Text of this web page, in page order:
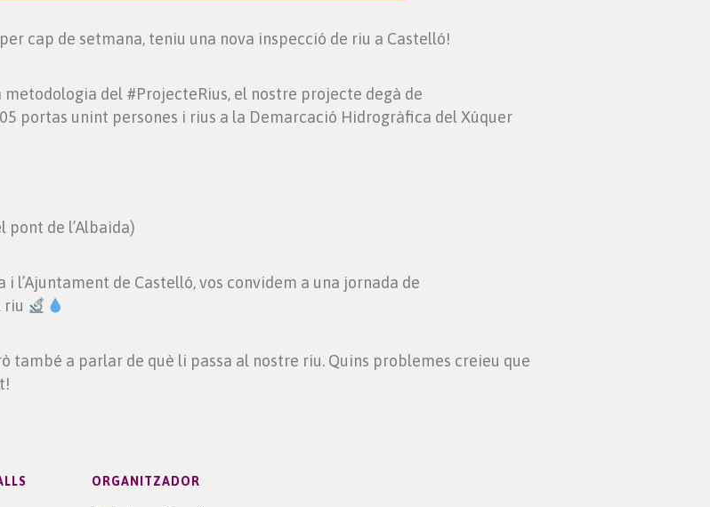
cap de setmana, teniu una nova inspecció de riu a Castelló!
del #ProjecteRius, el nostre projecte degà de
portas unint persones i rius a la Demarcació Hidrogràfica del Xúquer
pont de l’Albaida)
i l’Ajuntament de Castelló, vos convidem a una jornada de
riu
també a parlar de què li passa al nostre riu. Quins problemes creieu que
ORGANITZADOR